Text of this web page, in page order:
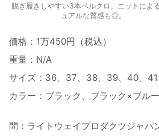
脱ぎ履きしやすい3本ベルクロ。ニットによ
ュアルな質感も◎。
価格：1万450円（税込）
重量：N/A
サイズ：36、37、38、39、40、
カラー：ブラック、ブラック×ブルー
問：ライトウェイプロダクツジャパ